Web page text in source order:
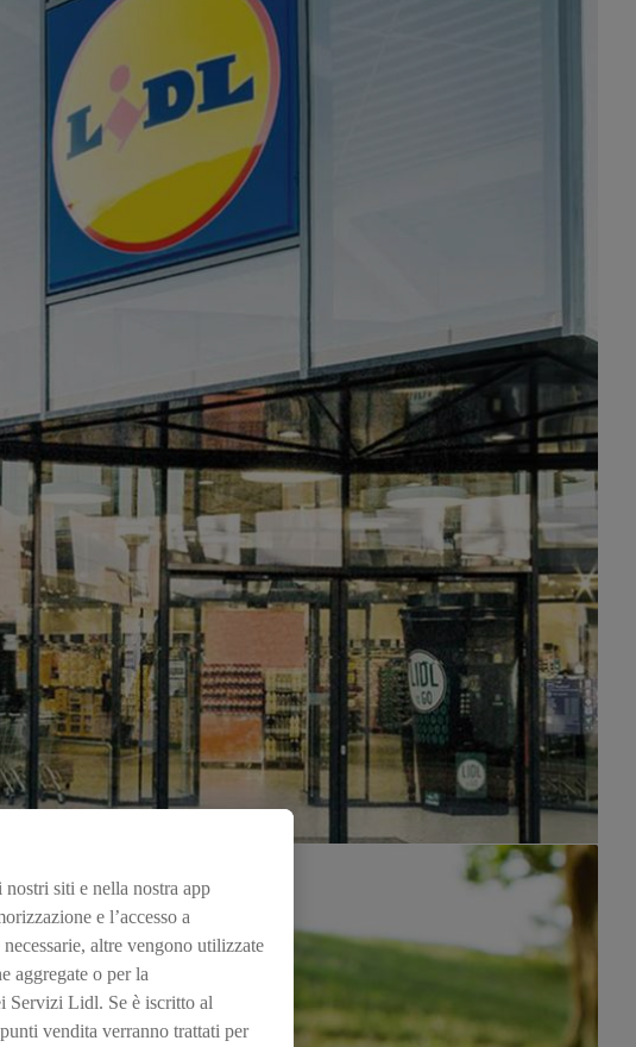
siti e nella nostra app
e l’accesso a
altre vengono utilizzate
aggregate o per la
Servizi Lidl. Se è iscritto al
vendita verranno trattati per